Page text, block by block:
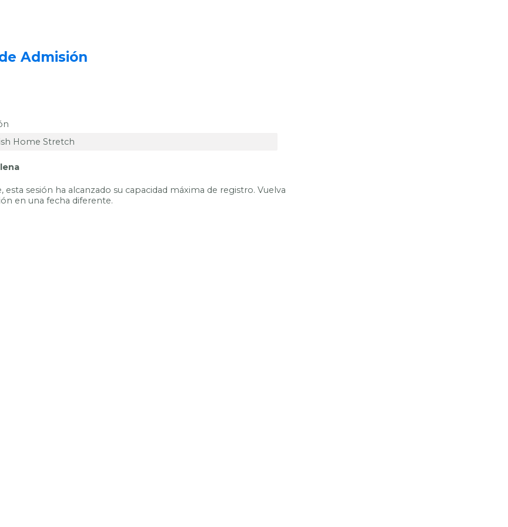
Admisión
sesión ha alcanzado su capacidad máxima de registro. Vuelva
en una fecha diferente.